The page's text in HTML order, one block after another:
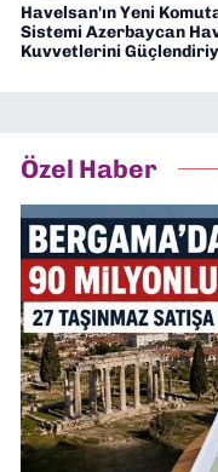
Havelsan'ın Yeni
Sistemi Azerbaycan
Kuvvetlerini
Özel Haber